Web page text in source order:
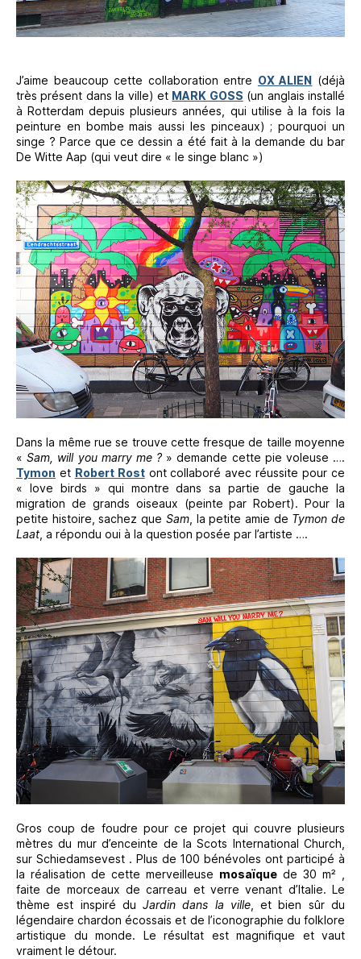
J’aime beaucoup cette collaboration entre OX ALIEN (déjà
très présent dans la ville) et MARK GOSS (un anglais installé
à Rotterdam depuis plusieurs années, qui utilise à la fois la
peinture en bombe mais aussi les pinceaux) ; pourquoi un
singe ? Parce que ce dessin a été fait à la demande du bar
De Witte Aap (qui veut dire « le singe blanc »)
Dans la même rue se trouve cette fresque de taille moyenne
«Sam, will you marry me ? » demande cette pie voleuse ….
Tymon et Robert Rostont collaboré avec réussite pour ce
« love birds » qui montre dans sa partie de gauche la
migration de grands oiseaux (peinte par Robert). Pour la
petite histoire, sachez que Sam, la petite amie de Tymon de
Laat , a répondu oui à la question posée par l’artiste ….
Gros coup de foudre pour ce projet qui couvre plusieurs
mètres du mur d’enceinte de la Scots International Church,
sur Schiedamsevest . Plus de 100 bénévoles ont participé à
la réalisation de cette merveilleuse mosaïque de 30 m² ,
faite de morceaux de carreau et verre venant d’Italie. Le
thème est inspiré duJardin dans la ville, et bien sûr du
légendaire chardon écossais et de l’iconographie du folklore
artistique du monde. Le résultat est magnifique et vaut
vraiment le détour.